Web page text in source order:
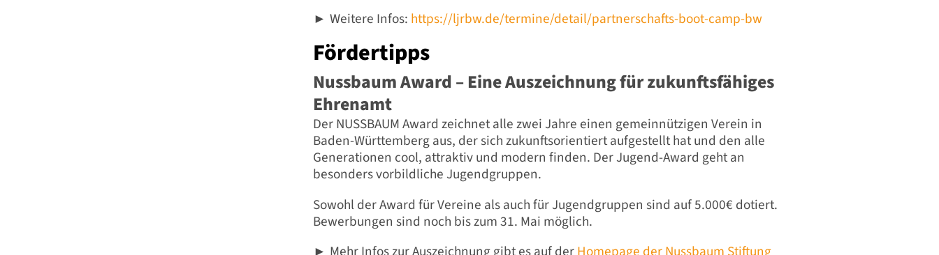
► Weitere Infos: https://ljrbw.de/termine/detail/partnerschafts-boot-camp-bw
Fördertipps
Nussbaum Award – Eine Auszeichnung für zukunftsfähiges
Ehrenamt
Der NUSSBAUM Award zeichnet alle zwei Jahre einen gemeinnützigen Verein in
Baden-Württemberg aus, der sich zukunftsorientiert aufgestellt hat und den alle
Generationen cool, attraktiv und modern finden. Der Jugend-Award geht an
besonders vorbildliche Jugendgruppen.
Sowohl der Award für Vereine als auch für Jugendgruppen sind auf 5.000€ dotiert.
Bewerbungen sind noch bis zum 31. Mai möglich.
►